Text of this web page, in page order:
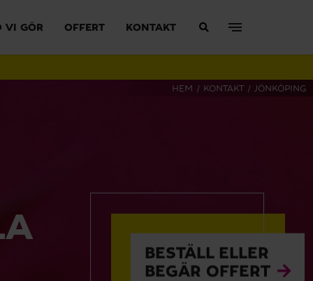
VI GÖR OFFERT KONTAKT
HEM / KONTAKT / JÖNKÖPING
BESTÄLL ELLER
BEGÄR OFFERT